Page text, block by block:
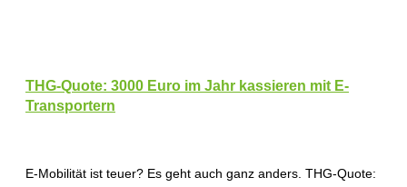
THG-Quote: 3000 Euro im Jahr kassieren mit E-
Transportern
E-Mobilität ist teuer? Es geht auch ganz anders. THG-Quote: